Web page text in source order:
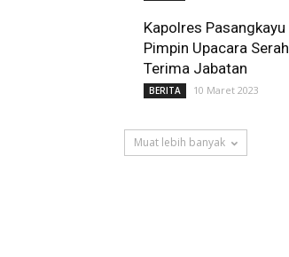
Kapolres Pasangkayu
Pimpin Upacara Serah
Terima Jabatan
BERITA 10 Maret 2023
Muat lebih banyak